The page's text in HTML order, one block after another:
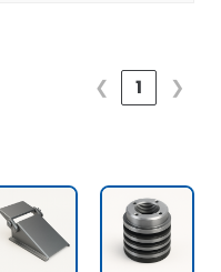
❮
1 ❯